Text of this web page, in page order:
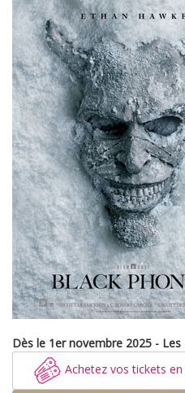
Dès le 1er novembre 2025 -
Achetez vos tickets en